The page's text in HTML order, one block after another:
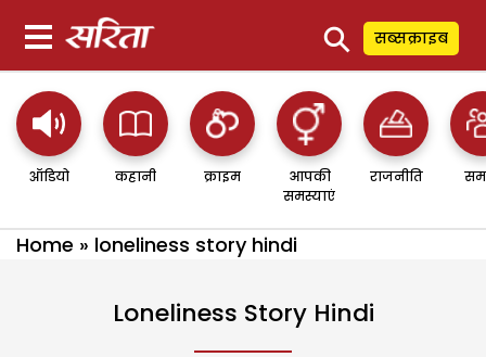
⚲ सब्सक्राइब
ऑडियो कहानी क्राइम
आपकी
समस्याएं
राजनीति
Home » loneliness story hindi
Loneliness Story Hindi